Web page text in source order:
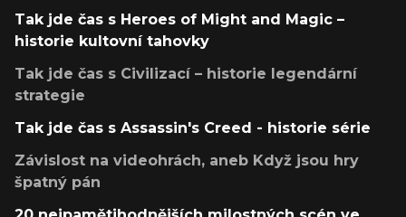
Tak jde čas s Heroes of Might and Magic –
historie kultovní tahovky
Tak jde čas s Civilizací – historie legendární
strategie
Tak jde čas s Assassin's Creed - historie série
Závislost na videohrách, aneb Když jsou hry
špatný pán